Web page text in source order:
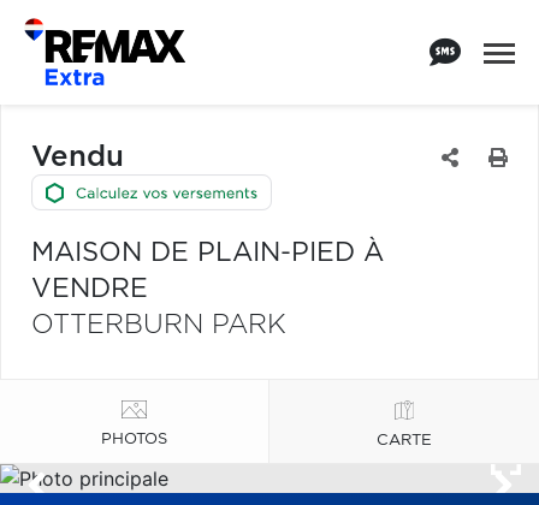
Vendu
MAISON DE PLAIN-PIED À
VENDRE
OTTERBURN PARK
PHOTOS CARTE